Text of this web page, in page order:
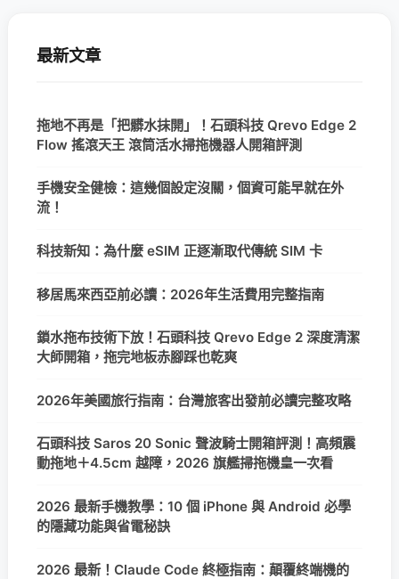
最新文章
拖地不再是「把髒水抹開」！石頭科技 Qrevo Edge 2
Flow 搖滾天王 滾筒活水掃拖機器人開箱評測
手機安全健檢：這幾個設定沒關，個資可能早就在外
流！
科技新知：為什麼 eSIM 正逐漸取代傳統 SIM 卡
移居馬來西亞前必讀：2026年生活費用完整指南
鎖水拖布技術下放！石頭科技 Qrevo Edge 2 深度清潔
大師開箱，拖完地板赤腳踩也乾爽
2026年美國旅行指南：台灣旅客出發前必讀完整攻略
石頭科技 Saros 20 Sonic 聲波騎士開箱評測！高頻震
動拖地＋4.5cm 越障，2026 旗艦掃拖機皇一次看
2026 最新手機教學：10 個 iPhone 與 Android 必學
的隱藏功能與省電秘訣
2026 最新！Claude Code 終極指南：顛覆終端機的